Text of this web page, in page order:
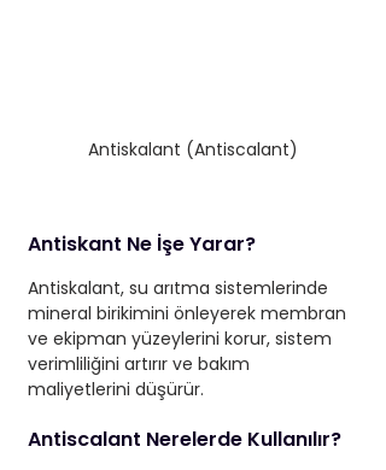
Antiskalant (Antiscalant)
Antiskant Ne İşe Yarar?
Antiskalant, su arıtma sistemlerinde
mineral birikimini önleyerek membran
ve ekipman yüzeylerini korur, sistem
verimliliğini artırır ve bakım
maliyetlerini düşürür.
Antiscalant Nerelerde Kullanılır?